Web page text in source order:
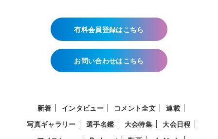
有料会員登録はこちら
お問い合わせはこちら
新着 インタビュー コメント全文
連載
写真ギャラリー
選手名鑑 大会特集
大会日程